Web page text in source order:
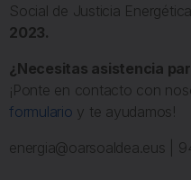
Social de Justicia Energética
2023.
¿Necesitas asistencia
¡Ponte en contacto con
formulario y te ayudamos!
energia@oarsoaldea.eus |